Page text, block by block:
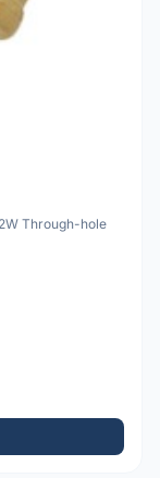
Through-hole